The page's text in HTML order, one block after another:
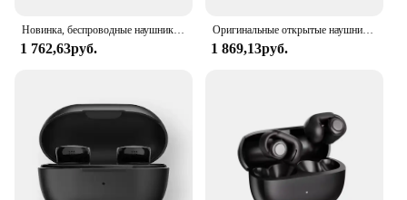
Новинка, беспроводные наушники V12 с Bluetooth 5,3, открытые наушники, спортивные Hi-Fi стереонаушники с HD микрофоном, телефонные наушники для BOSE Ultra
1 762,63руб.
Оригинальные открытые наушники V12, беспроводные наушники Bluetooth 5,3, Hi-Fi стерео гарнитура для занятий спортом на открытом воздухе для BOSE Ultra
1 869,13руб.